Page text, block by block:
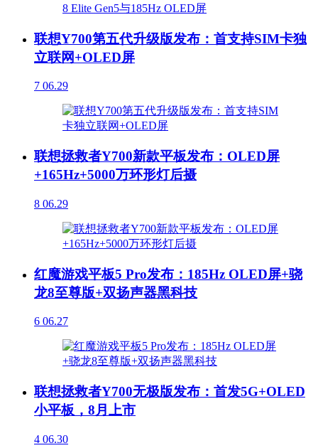
联想Y700第五代升级版发布：首支持SIM卡独
立联网+OLED屏
7 06.29
联想拯救者Y700新款平板发布：OLED屏
+165Hz+5000万环形灯后摄
8 06.29
红魔游戏平板5 Pro发布：185Hz OLED屏+骁
龙8至尊版+双扬声器黑科技
6 06.27
联想拯救者Y700无极版发布：首发5G+OLED
小平板，8月上市
4 06.30